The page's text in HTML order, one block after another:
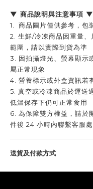
▼ 商品說明與注意事項 ▼
1. 商品圖片僅供參考，包
2. 生鮮/冷凍商品因重量
範圍，請以實際到貨為準
3. 因拍攝燈光、螢幕顯示
屬正常現象
4. 營養標示或外盒資訊若
5. 真空或冷凍商品於運送
低溫保存下仍可正常食用
6. 為保障雙方權益，請於
件後 24 小時內聯繫客服
送貨及付款方式